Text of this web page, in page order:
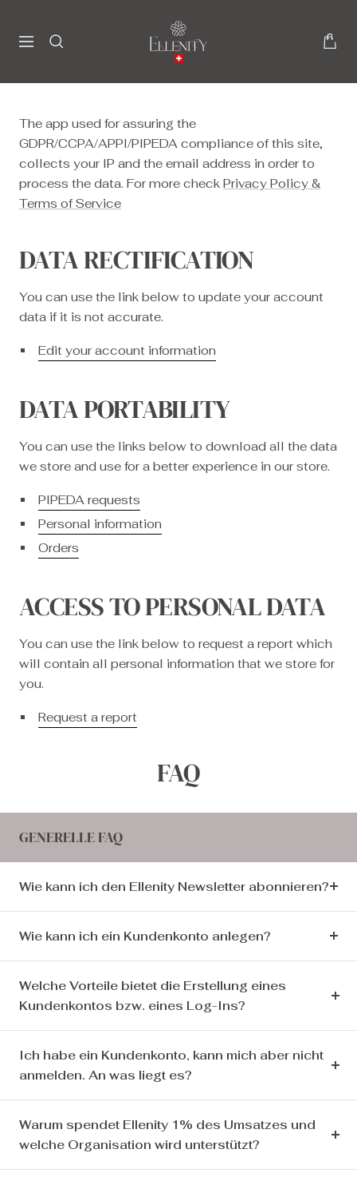
contentNavigation
Ellenity
The app used for assuring the
GDPR/CCPA/APPI/PIPEDA compliance of this site,
collects your IP and the email address in order to
process the data. For more check Privacy Policy &
Terms of Service
DATA RECTIFICATION
You can use the link below to update your account
data if it is not accurate.
Edit your account information
DATA PORTABILITY
You can use the links below to download all the data
we store and use for a better experience in our store.
PIPEDA requests
Personal information
Orders
ACCESS TO PERSONAL DATA
You can use the link below to request a report which
will contain all personal information that we store for
you.
Request a report
FAQ
GENERELLE FAQ
Wie kann ich den Ellenity Newsletter abonnieren?
Wie kann ich ein Kundenkonto anlegen?
Welche Vorteile bietet die Erstellung eines
Kundenkontos bzw. eines Log-Ins?
Ich habe ein Kundenkonto, kann mich aber nicht
anmelden. An was liegt es?
Warum spendet Ellenity 1% des Umsatzes und
welche Organisation wird unterstützt?